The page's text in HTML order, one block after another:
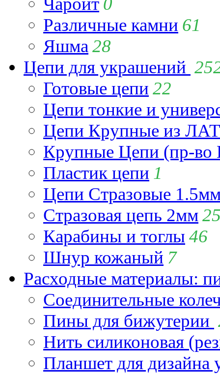
Различные камни 61
Яшма 28
Цепи для украшений
Готовые цепи 22
Цепи тонкие и
Цепи Крупные из
Крупные Цепи (пр-во
Пластик цепи 1
Цепи Стразовые
Стразовая цепь 2мм
Карабины и тоглы 46
Шнур кожаный 7
Расходные материалы:
Соединительные
Пины для бижутерии
Нить силиконовая
Планшет для